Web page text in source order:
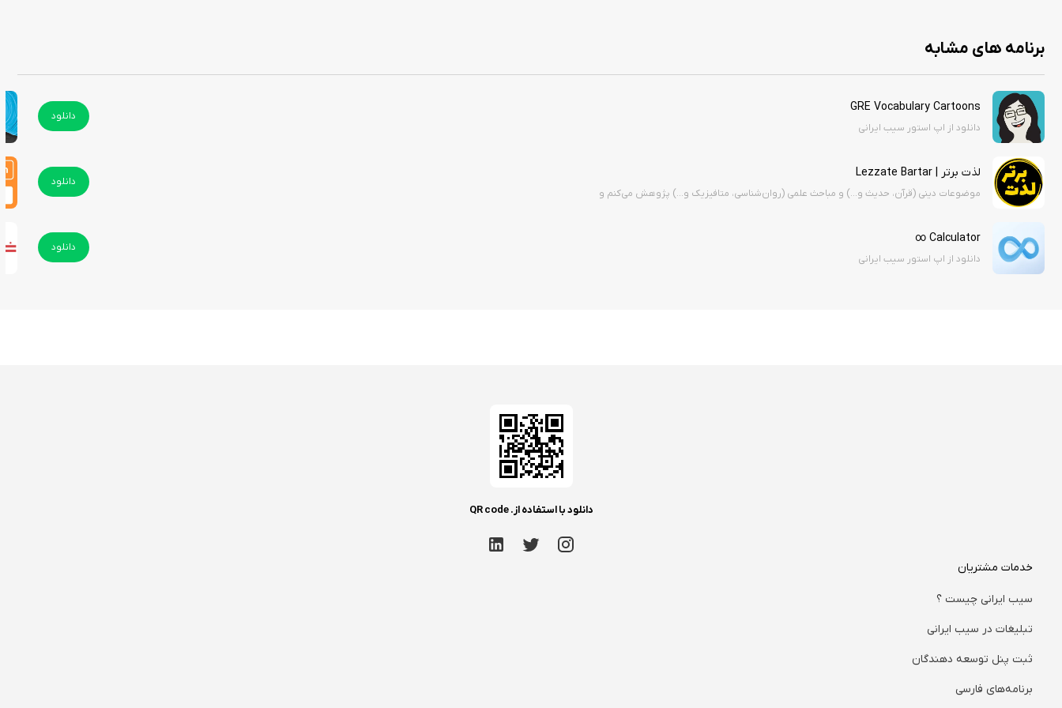
برنامه های مشابه
GRE Vocabulary Cartoons
دانلود از اپ استور سیب ایرانی
دانلود
لذت برتر | Lezzate Bartar
موضوعات دینی (قرآن، حدیث و...) و مباحث علمی (روان‌شناسی، متافیزیک و...) پژوهش می‌کنم و
دانلود
Calculator ∞
دانلود از اپ استور سیب ایرانی
دانلود
دانلود با استفاده از. QR code
خدمات مشتریان
سیب ایرانی چیست ؟
تبلیغات در سیب ایرانی
ثبت پنل توسعه دهندگان
برنامه‌های فارسی